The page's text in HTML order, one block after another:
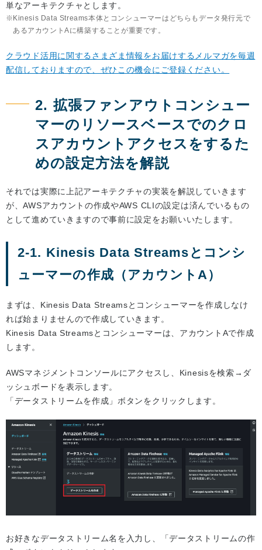
単なアーキテクチャとします。
Kinesis Data Streams本体とコンシューマーはどちらもデータ発行元で
あるアカウントAに構築することが重要です。
クラウド活用に関するさまざま情報をお届けするメルマガを毎週
配信しておりますので、ぜひこの機会にご登録ください。
2. 拡張ファンアウトコンシュー
マーのリソースベースでのクロ
スアカウントアクセスをするた
めの設定方法を解説
それでは実際に上記アーキテクチャの実装を解説していきます
が、AWSアカウントの作成やAWS CLIの設定は済んでいるもの
として進めていきますので事前に設定をお願いいたします。
2-1. Kinesis Data Streamsとコンシ
ューマーの作成（アカウントA）
まずは、Kinesis Data Streamsとコンシューマーを作成しなけ
れば始まりませんので作成していきます。
Kinesis Data Streamsとコンシューマーは、アカウントAで作成
します。
AWSマネジメントコンソールにアクセスし、Kinesisを検索→ダ
ッシュボードを表示します。
「データストリームを作成」ボタンをクリックします。
お好きなデータストリーム名を入力し、「データストリームの作